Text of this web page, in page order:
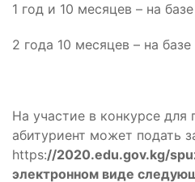
1 год и 10 месяцев – на базе
2 года 10 месяцев – на базе
На участие в конкурсе для
абитуриент может подать
https://2020.edu.gov.kg/
электронном виде